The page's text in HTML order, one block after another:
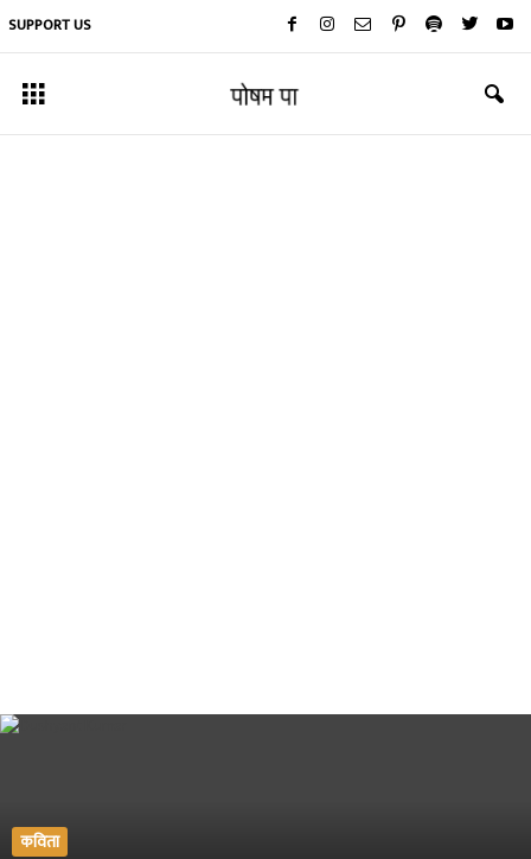
SUPPORT US
कविता